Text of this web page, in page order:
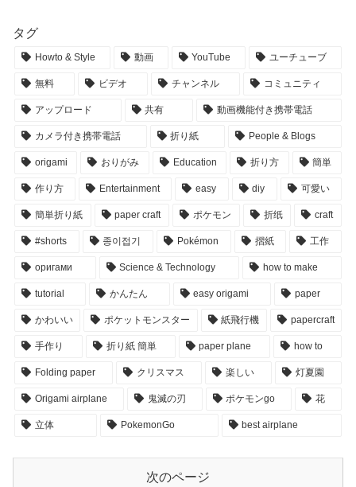
タグ
Howto & Style 動画 YouTube ユーチューブ
無料 ビデオ チャンネル コミュニティ
アップロード 共有 動画機能付き携帯電話
カメラ付き携帯電話 折り紙 People & Blogs
origami おりがみ Education 折り方 簡単
作り方 Entertainment easy diy 可愛い
簡単折り紙 paper craft ポケモン 折纸 craft
#shorts 종이접기 Pokémon 摺紙 工作
оригами Science & Technology how to make
tutorial かんたん easy origami paper
かわいい ポケットモンスター 紙飛行機 papercraft
手作り 折り紙 簡単 paper plane how to
Folding paper クリスマス 楽しい 灯夏園
Origami airplane 鬼滅の刃 ポケモンgo 花
立体 PokemonGo best airplane
次のページ